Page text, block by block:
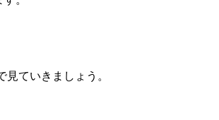
見ていきましょう。